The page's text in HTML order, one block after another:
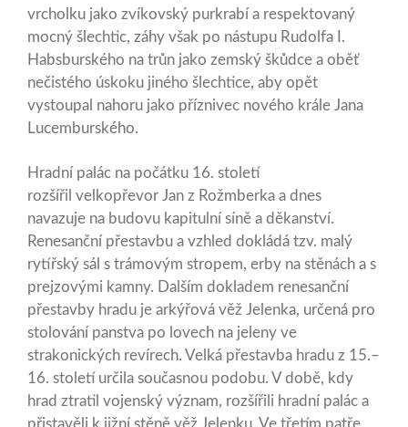
vrcholku jako zvíkovský purkrabí a respektovaný
mocný šlechtic, záhy však po nástupu Rudolfa I.
Habsburského na trůn jako zemský škůdce a oběť
nečistého úskoku jiného šlechtice, aby opět
vystoupal nahoru jako příznivec nového krále Jana
Lucemburského.
Hradní palác na počátku 16. století
rozšířil velkopřevor Jan z Rožmberka a dnes
navazuje na budovu kapitulní síně a děkanství.
Renesanční přestavbu a vzhled dokládá tzv. malý
rytířský sál s trámovým stropem, erby na stěnách a s
prejzovými kamny. Dalším dokladem renesanční
přestavby hradu je arkýřová věž Jelenka, určená pro
stolování panstva po lovech na jeleny ve
strakonických revírech. Velká přestavba hradu z 15.–
16. století určila současnou podobu. V době, kdy
hrad ztratil vojenský význam, rozšířili hradní palác a
přistavěli k jižní stěně věž Jelenku. Ve třetím patře